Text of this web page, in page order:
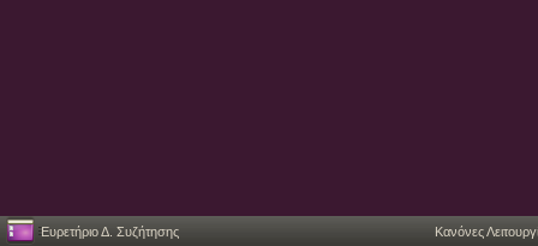
Ευρετήριο Δ. Συζήτησης Κανόνες